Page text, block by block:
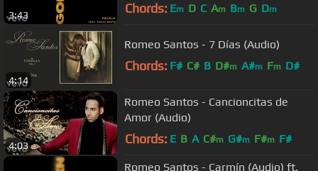
3:43 Chords: Em D C Am Bm G Dm
4:14
Romeo Santos - 7 Días (Audio)
Chords: F# C# B D#m A#m Fm D#
4:03
Romeo Santos - Cancioncitas de
Amor (Audio)
Chords: E B A C#m G#m F#m F#
Romeo Santos - Carmín (Audio) ft.